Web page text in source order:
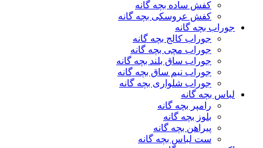
کفش ساده بچه گانه
کفش عروسکی بچه گانه
جوراب بچه گانه
جوراب کالج بچه گانه
جوراب مچی بچه گانه
جوراب ساق بلند بچه گانه
جوراب نیم ساق بچه گانه
جوراب شلواری بچه گانه
لباس بچه گانه
رامپر بچه گانه
بلوز بچه گانه
پیراهن بچه گانه
ست لباس بچه گانه